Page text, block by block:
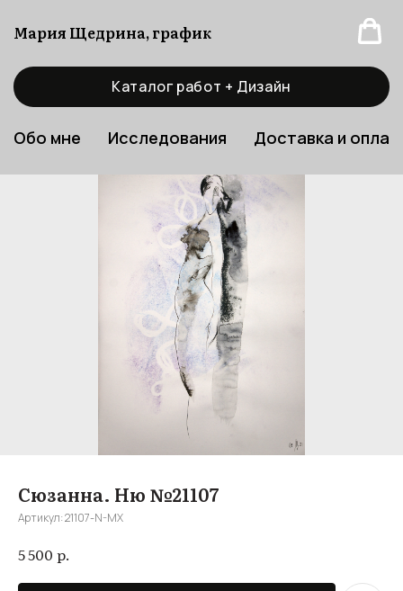
Мария Щедрина, график
Каталог работ + Дизайн
Обо мне Исследования Доставка и
Сюзанна. Ню №21107
Артикул:21107-N-MX
5 500 р.